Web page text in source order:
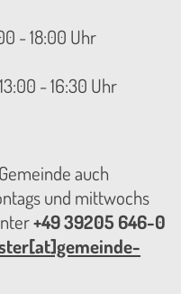
- 18:00 Uhr
- 16:30 Uhr
auch
und mittwochs
+49 39205 646-0